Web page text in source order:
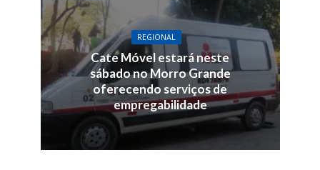
REGIONAL
Cate Móvel estará neste
sábado no Morro Grande
oferecendo serviços de
empregabilidade